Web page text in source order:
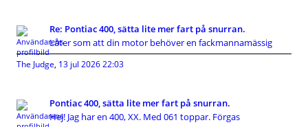
Re: Pontiac 400, sätta lite mer fart på snurran.
Låter som att din motor behöver en fackmannamässig
The Judge, 13 jul 2026 22:03
Pontiac 400, sätta lite mer fart på snurran.
Hej! Jag har en 400, XX. Med 061 toppar. Förgas